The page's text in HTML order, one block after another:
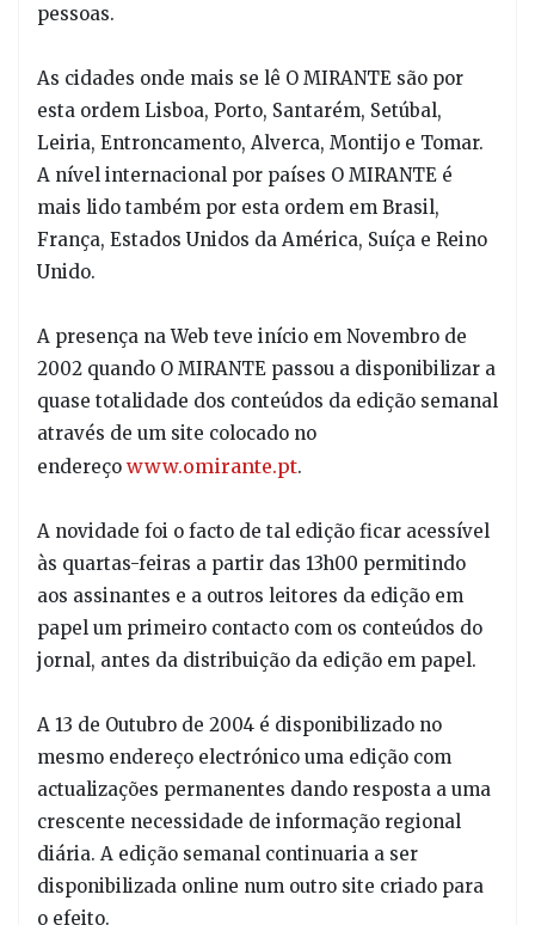
pessoas.
As cidades onde mais se lê O MIRANTE são por
esta ordem Lisboa, Porto, Santarém, Setúbal,
Leiria, Entroncamento, Alverca, Montijo e Tomar.
A nível internacional por países O MIRANTE é
mais lido também por esta ordem em Brasil,
França, Estados Unidos da América, Suíça e Reino
Unido.
A presença na Web teve início em Novembro de
2002 quando O MIRANTE passou a disponibilizar a
quase totalidade dos conteúdos da edição semanal
através de um site colocado no
endereço www.omirante.pt.
A novidade foi o facto de tal edição ficar acessível
às quartas-feiras a partir das 13h00 permitindo
aos assinantes e a outros leitores da edição em
papel um primeiro contacto com os conteúdos do
jornal, antes da distribuição da edição em papel.
A 13 de Outubro de 2004 é disponibilizado no
mesmo endereço electrónico uma edição com
actualizações permanentes dando resposta a uma
crescente necessidade de informação regional
diária. A edição semanal continuaria a ser
disponibilizada online num outro site criado para
o efeito.